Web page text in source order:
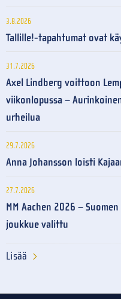
3.8.2026
Tallille!-tapahtumat ovat
31.7.2026
Axel Lindberg voittoon
viikonlopussa –
urheilua
29.7.2026
Anna Johansson loisti
27.7.2026
MM Aachen 2026 –
joukkue valittu
Lisää